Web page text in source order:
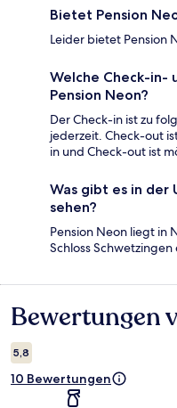
Bietet Pension
Leider bietet Pension
Welche Check-in-
Pension Neon?
Der Check-in ist zu
jederzeit. Check-out
in und Check-out ist
Was gibt es in der
sehen?
Pension Neon liegt in
Schloss
Bewertungen
Bewertungen
5,8
10 Bewertungen